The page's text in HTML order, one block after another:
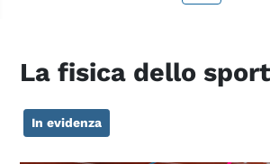
La fisica dello sport
In evidenza